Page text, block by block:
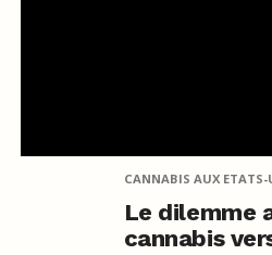
CANNABIS AUX ETATS-
Le dilemme
cannabis